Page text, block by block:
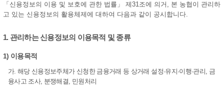
「신용정보의 이용 및 보호에 관한 법률」 제31조에 의거, 본 농협이 관리하
고 있는 신용정보의 활용체제에 대하여 다음과 같이 공시합니다.
1. 관리하는 신용정보의 이용목적 및 종류
1) 이용목적
가. 해당 신용정보주체가 신청한 금융거래 등 상거래 설정·유지·이행·관리, 금
융사고 조사, 분쟁해결, 민원처리